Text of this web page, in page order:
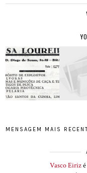
MENSAGEM MAIS
Vasco Eiriz